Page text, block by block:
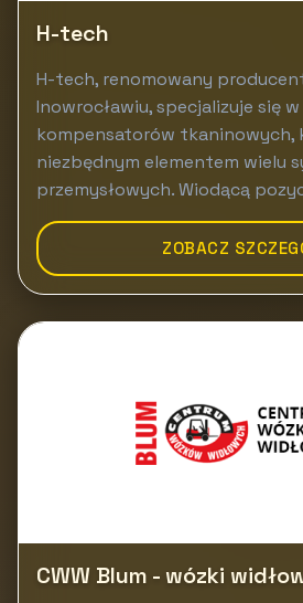
H-tech
H-tech, renomowany
Inowrocławiu, specjalizuje się
kompensatorów tkaninowych,
niezbędnym elementem wielu
przemysłowych. Wiodącą
ZOBACZ
CWW Blum - wózki